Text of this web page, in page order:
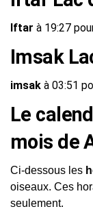
Iftar à 19:27
Imsak
imsak à 03:51
Le
mois de
Ci-dessous les
oiseaux. Ces
seulement.